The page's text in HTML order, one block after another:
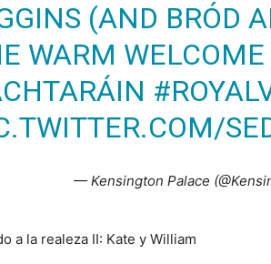
(AND BRÓD
WARM
— Kensington Palace
a la realeza II: Kate y William